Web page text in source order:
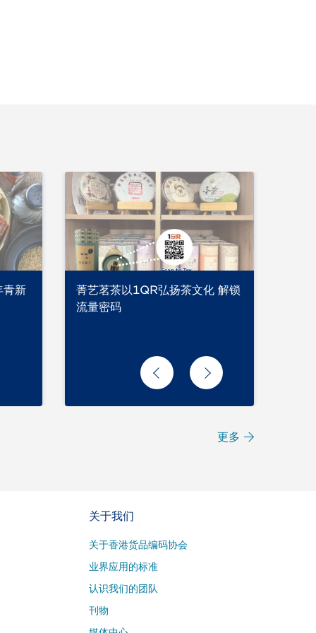
青新
菁艺茗茶以1QR弘扬茶文化 解锁
流量密码
更多
关于我们
关于香港货品编码协会
业界应用的标准
认识我们的团队
刊物